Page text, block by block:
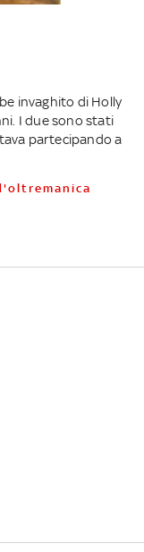
invaghito di Holly
I due sono stati
partecipando a